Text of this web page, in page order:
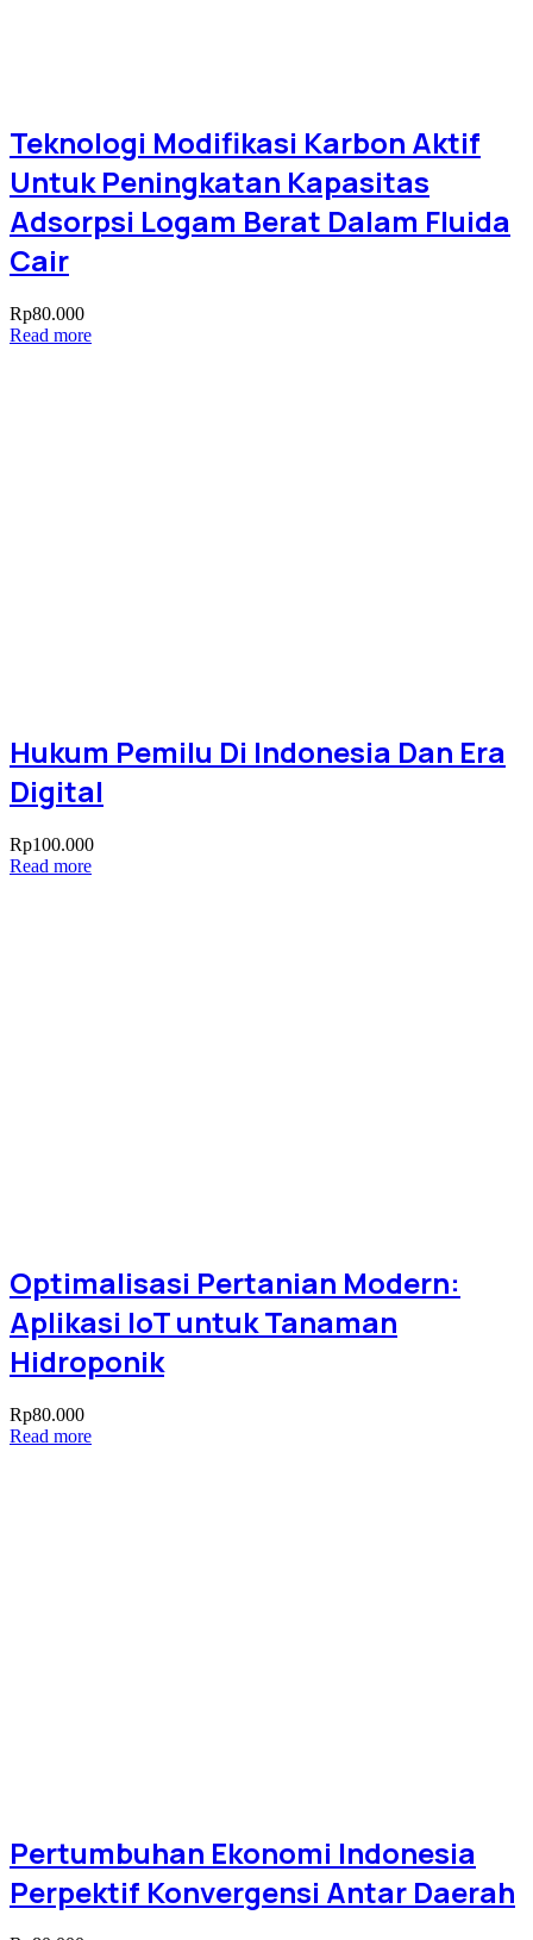
Teknologi Modifikasi Karbon Aktif
Untuk Peningkatan Kapasitas
Adsorpsi Logam Berat Dalam Fluida
Cair
Rp80.000
Read more
Hukum Pemilu Di Indonesia Dan Era
Digital
Rp100.000
Read more
Optimalisasi Pertanian Modern:
Aplikasi IoT untuk Tanaman
Hidroponik
Rp80.000
Read more
Pertumbuhan Ekonomi Indonesia
Perpektif Konvergensi Antar Daerah